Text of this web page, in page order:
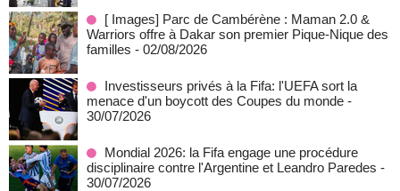
[ Images] Parc de Cambérène : Maman 2.0 &
Warriors offre à Dakar son premier Pique-Nique des
familles - 02/08/2026
Investisseurs privés à la Fifa: l'UEFA sort la
menace d'un boycott des Coupes du monde -
30/07/2026
Mondial 2026: la Fifa engage une procédure
disciplinaire contre l'Argentine et Leandro Paredes -
30/07/2026